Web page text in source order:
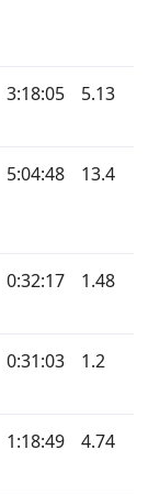
3:18:05 5.13
5:04:48 13.4
0:32:17 1.48
0:31:03 1.2
1:18:49 4.74